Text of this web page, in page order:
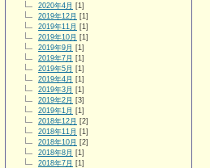
2020年4月 [1]
2019年12月 [1]
2019年11月 [1]
2019年10月 [1]
2019年9月 [1]
2019年7月 [1]
2019年5月 [1]
2019年4月 [1]
2019年3月 [1]
2019年2月 [3]
2019年1月 [1]
2018年12月 [2]
2018年11月 [1]
2018年10月 [2]
2018年8月 [1]
2018年7月 [1]